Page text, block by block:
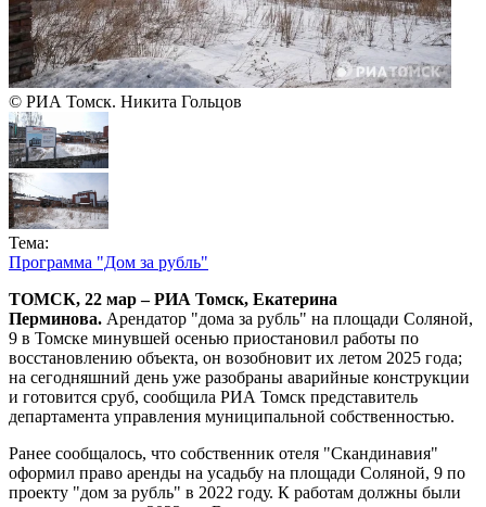
© РИА Томск. Никита Гольцов
Тема:
Программа "Дом за рубль"
ТОМСК, 22 мар – РИА Томск, Екатерина
Перминова. Арендатор "дома за рубль" на площади Соляной,
9 в Томске минувшей осенью приостановил работы по
восстановлению объекта, он возобновит их летом 2025 года;
на сегодняшний день уже разобраны аварийные конструкции
и готовится сруб, сообщила РИА Томск представитель
департамента управления муниципальной собственностью.
Ранее сообщалось, что собственник отеля "Скандинавия"
оформил право аренды на усадьбу на площади Соляной, 9 по
проекту "дом за рубль" в 2022 году. К работам должны были